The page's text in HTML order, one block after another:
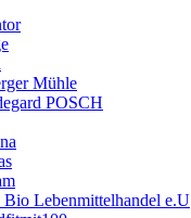
Mühle
POSCH
Lebenmittelhandel e.U